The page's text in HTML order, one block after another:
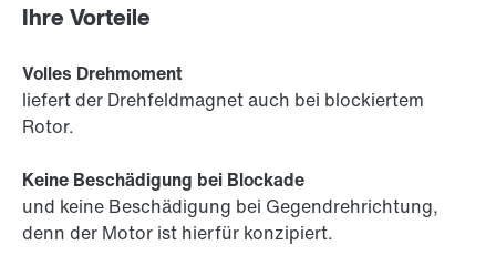
Ihre Vorteile
Volles Drehmoment
liefert der Drehfeldmagnet auch bei blockiertem
Rotor.
Keine Beschädigung bei Blockade
und keine Beschädigung bei Gegendrehrichtung,
denn der Motor ist hierfür konzipiert.